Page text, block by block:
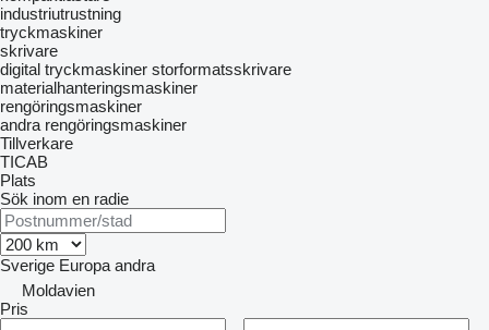
industriutrustning
tryckmaskiner
skrivare
digital tryckmaskiner storformatsskrivare
materialhanteringsmaskiner
rengöringsmaskiner
andra rengöringsmaskiner
Tillverkare
TICAB
Plats
Sök inom en radie
Sverige Europa andra
Moldavien
Pris